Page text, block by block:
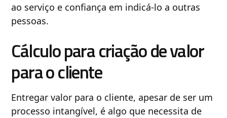
ao serviço e confiança em indicá-lo a outras
pessoas.
Cálculo para criação de valor
para o cliente
Entregar valor para o cliente, apesar de ser um
processo intangível, é algo que necessita de